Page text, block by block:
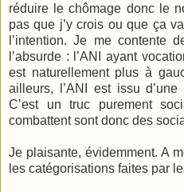
réduire le chômage donc le
pas que j’y crois ou que ça
l’intention. Je me contente
l’absurde : l’ANI ayant
est naturellement plus à
ailleurs, l’ANI est issu
C’est un truc purement
combattent sont donc des
Je plaisante, évidemment. A
les catégorisations faites par